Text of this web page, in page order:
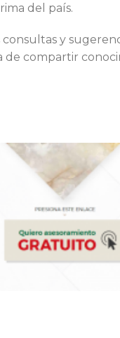
del país.
y
compartir